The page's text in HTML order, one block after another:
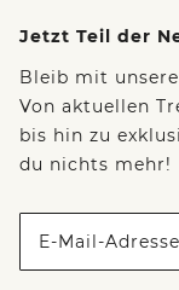
Jetzt Teil der
Bleib mit
Von aktuellen
bis hin zu
du nichts mehr!
E-Mail-